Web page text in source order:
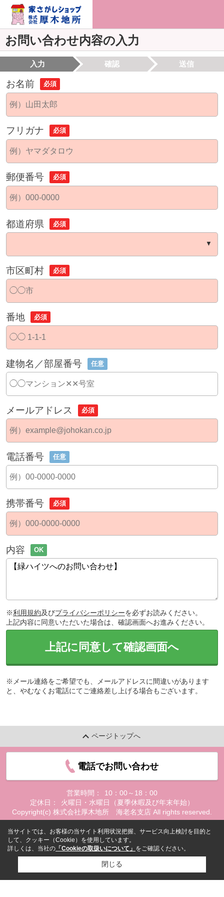
お問い合わせ内容の入力
入力 確認 送信
お名前 必須
フリガナ 必須
郵便番号 必須
都道府県 必須
市区町村 必須
番地 必須
建物名／部屋番号 任意
メールアドレス 必須
電話番号 任意
携帯番号 必須
内容 OK
※利用規約及びプライバシーポリシーを必ずお読みください。
上記内容に同意いただいた場合は、確認画面へお進みください。
上記に同意して確認画面へ
※メール連絡をご希望でも、メールアドレスに間違いがあります
と、やむなくお電話にてご連絡差し上げる場合もございます。
ページトップへ
電話でお問い合わせ
営業時間：
10：00～18：00
定休日：
火曜日・水曜日（夏季休暇及び年末年始）
Copyright(c) 株式会社厚木地所 海老名支店 All rights reserved.
当サイトでは、お客様の当サイト利用状況把握、サービス向上検討を目的と
して、クッキー（Cookie）を使用しています。
詳しくは、当社の 「Cookieの取扱いについて」 をご確認ください。
閉じる